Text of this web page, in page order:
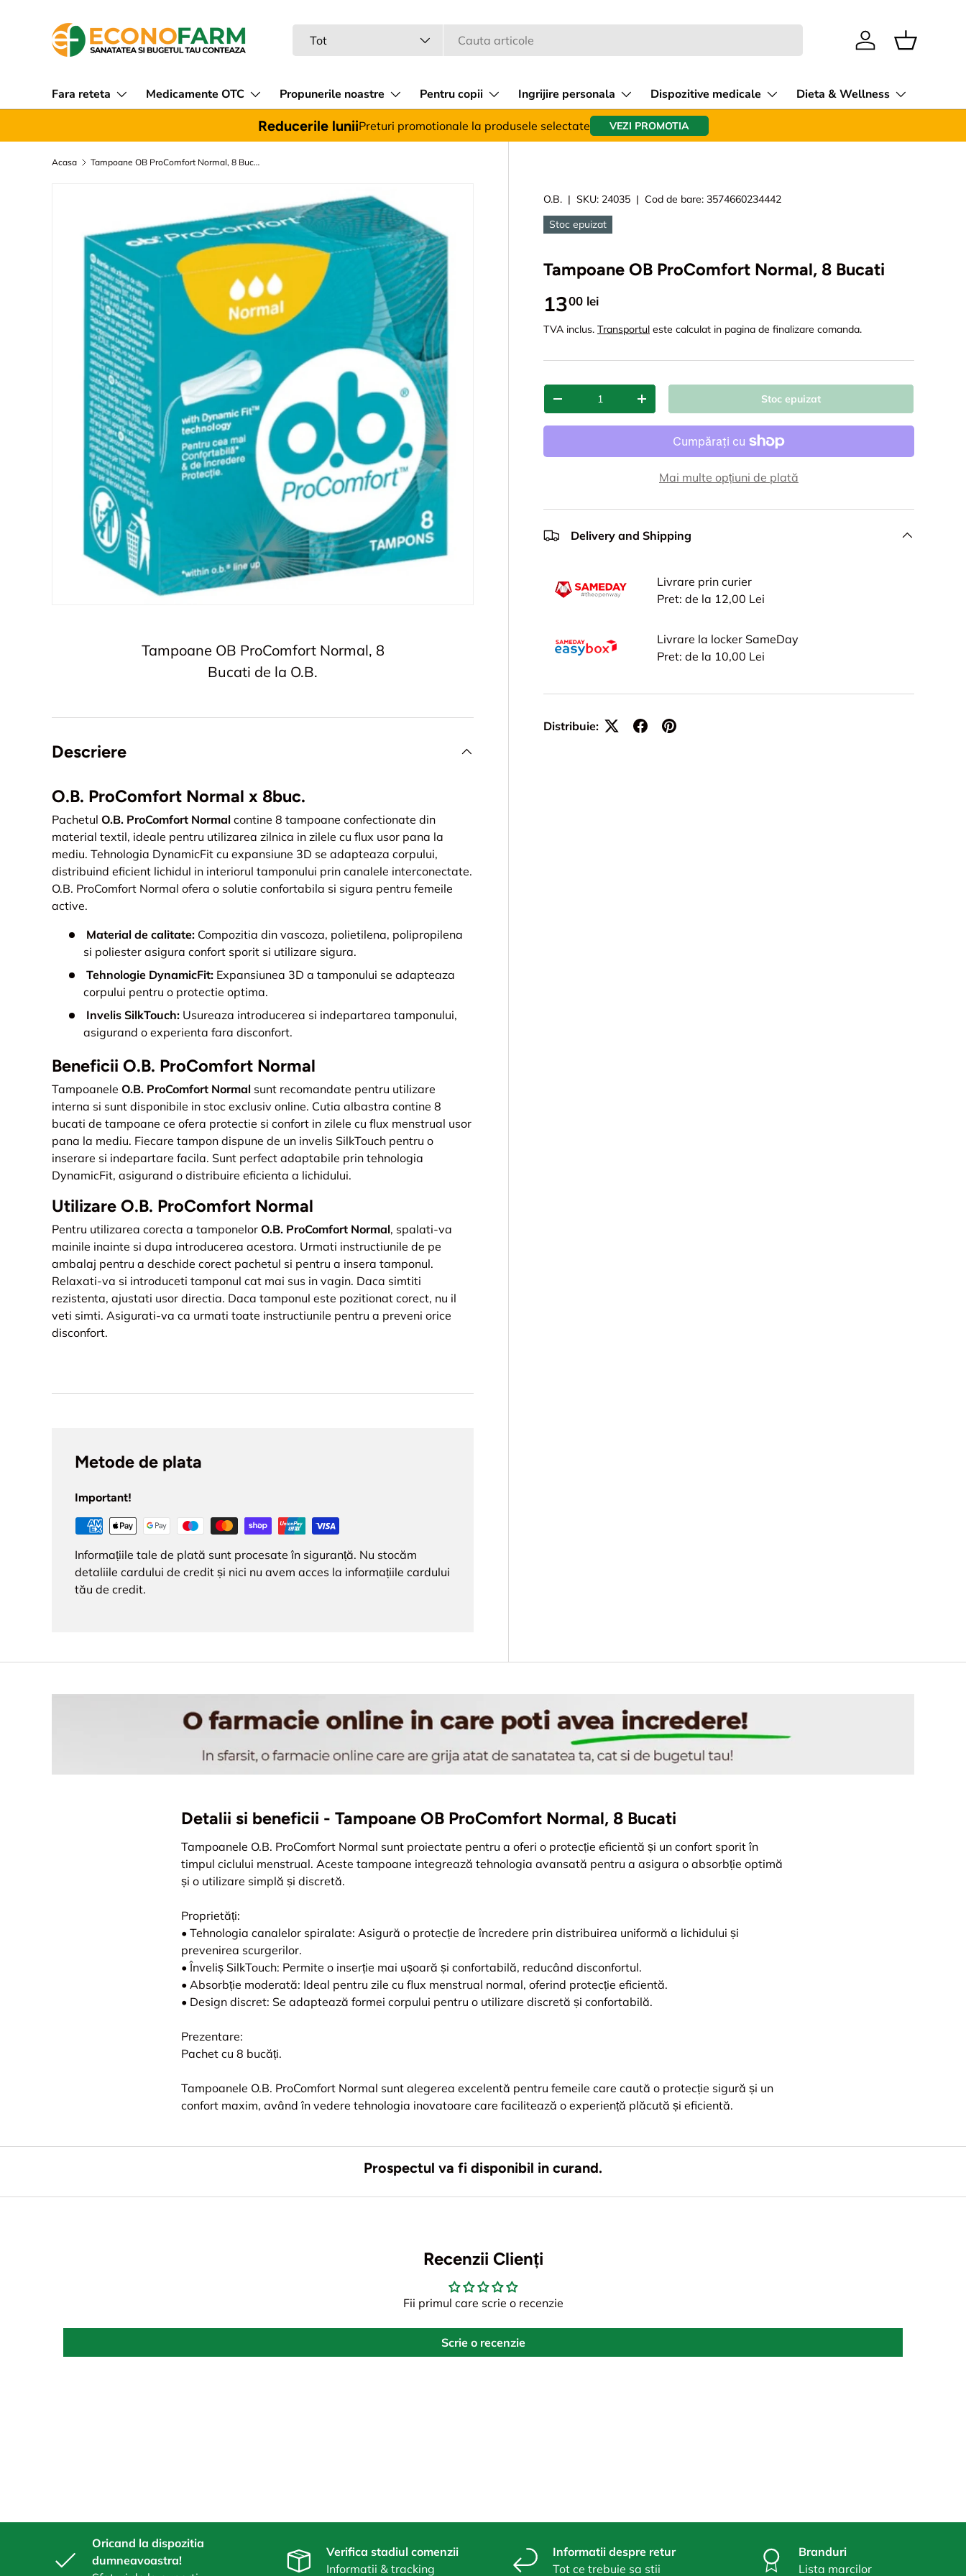
Sari la continut
Tot Intra in cont
Cos
Fara reteta Medicamente OTC Propunerile noastre Pentru copii Ingrijire personala Dispozitive medicale Dieta & Wellness
Reducerile luniiPreturi promotionale la produsele selectate VEZI PROMOTIA
Acasa Tampoane OB ProComfort Normal, 8 Bucati
O.B. | SKU: 24035 | Cod de bare: 3574660234442
Stoc epuizat
Tampoane OB ProComfort Normal, 8 Bucati
1300 lei
TVA inclus. Transportul este calculat in pagina de finalizare comanda.
Cant.
-
+ Stoc epuizat
Mai multe opțiuni de plată
Delivery and Shipping
Livrare prin curier
Pret: de la 12,00 Lei
Livrare la locker SameDay
Pret: de la 10,00 Lei
Distribuie:
Tampoane OB ProComfort Normal, 8
Bucati de la O.B.
Descriere
O.B. ProComfort Normal x 8buc.
Pachetul O.B. ProComfort Normal contine 8 tampoane confectionate din
material textil, ideale pentru utilizarea zilnica in zilele cu flux usor pana la
mediu. Tehnologia DynamicFit cu expansiune 3D se adapteaza corpului,
distribuind eficient lichidul in interiorul tamponului prin canalele interconectate.
O.B. ProComfort Normal ofera o solutie confortabila si sigura pentru femeile
active.
Material de calitate: Compozitia din vascoza, polietilena, polipropilena
si poliester asigura confort sporit si utilizare sigura.
Tehnologie DynamicFit: Expansiunea 3D a tamponului se adapteaza
corpului pentru o protectie optima.
Invelis SilkTouch: Usureaza introducerea si indepartarea tamponului,
asigurand o experienta fara disconfort.
Beneficii O.B. ProComfort Normal
Tampoanele O.B. ProComfort Normal sunt recomandate pentru utilizare
interna si sunt disponibile in stoc exclusiv online. Cutia albastra contine 8
bucati de tampoane ce ofera protectie si confort in zilele cu flux menstrual usor
pana la mediu. Fiecare tampon dispune de un invelis SilkTouch pentru o
inserare si indepartare facila. Sunt perfect adaptabile prin tehnologia
DynamicFit, asigurand o distribuire eficienta a lichidului.
Utilizare O.B. ProComfort Normal
Pentru utilizarea corecta a tamponelor O.B. ProComfort Normal, spalati-va
mainile inainte si dupa introducerea acestora. Urmati instructiunile de pe
ambalaj pentru a deschide corect pachetul si pentru a insera tamponul.
Relaxati-va si introduceti tamponul cat mai sus in vagin. Daca simtiti
rezistenta, ajustati usor directia. Daca tamponul este pozitionat corect, nu il
veti simti. Asigurati-va ca urmati toate instructiunile pentru a preveni orice
disconfort.
Metode de plata
Important!
Informațiile tale de plată sunt procesate în siguranță. Nu stocăm
detaliile cardului de credit și nici nu avem acces la informațiile cardului
tău de credit.
Detalii si beneficii - Tampoane OB ProComfort Normal, 8 Bucati
Tampoanele O.B. ProComfort Normal sunt proiectate pentru a oferi o protecție eficientă și un confort sporit în
timpul ciclului menstrual. Aceste tampoane integrează tehnologia avansată pentru a asigura o absorbție optimă
și o utilizare simplă și discretă.
Proprietăți:
• Tehnologia canalelor spiralate: Asigură o protecție de încredere prin distribuirea uniformă a lichidului și
prevenirea scurgerilor.
• Înveliș SilkTouch: Permite o inserție mai ușoară și confortabilă, reducând disconfortul.
• Absorbție moderată: Ideal pentru zile cu flux menstrual normal, oferind protecție eficientă.
• Design discret: Se adaptează formei corpului pentru o utilizare discretă și confortabilă.
Prezentare:
Pachet cu 8 bucăți.
Tampoanele O.B. ProComfort Normal sunt alegerea excelentă pentru femeile care caută o protecție sigură și un
confort maxim, având în vedere tehnologia inovatoare care facilitează o experiență plăcută și eficientă.
Prospectul va fi disponibil in curand.
Recenzii Clienți
Fii primul care scrie o recenzie
Scrie o recenzie
Oricand la dispozitia
dumneavoastra!
Verifica stadiul comenzii
Informatii & tracking
Informatii despre retur
Tot ce trebuie sa stii
Branduri
Lista marcilor